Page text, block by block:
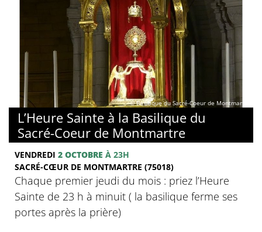
© Basilique du Sacré-Coeur de Montmartre
L’Heure Sainte à la Basilique du
Sacré-Coeur de Montmartre
VENDREDI 2 OCTOBRE À 23H
SACRÉ-CŒUR DE MONTMARTRE (75018)
Chaque premier jeudi du mois : priez l’Heure
Sainte de 23 h à minuit ( la basilique ferme ses
portes après la prière)